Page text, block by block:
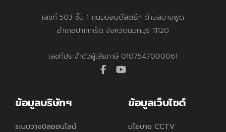
เลขที่ 503 ชั้น 1 ถนนบอนด์สตรีท ตำบลบางพูด
อำเภอปากเกร็ด จังหวัดนนทบุรี 11120
เลขที่ประจำตัวผู้เสียภาษี 0107547000061
facebookyoutube
ข้อมูลบริษัทฯ
ระบบวางบิลออนไลน์
ข้อมูลเว็บไซต์
นโยบาย CCTV